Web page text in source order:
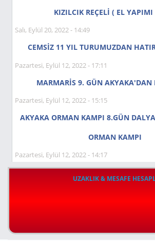
KIZILCIK REÇELİ ( EL
Salı, Eylül 20, 2022 - 14:49
CEMSİZ 11 YIL TURUMUZDAN
Pazartesi, Eylül 12, 2022 - 17:11
MARMARİS 9. GÜN AKYAKA'DAN
Pazartesi, Eylül 12, 2022 - 15:15
AKYAKA ORMAN KAMPI 8.GÜN
ORMAN KAMPI
Pazartesi, Eylül 12, 2022 - 14:17
UZAKLIK & MESAFE